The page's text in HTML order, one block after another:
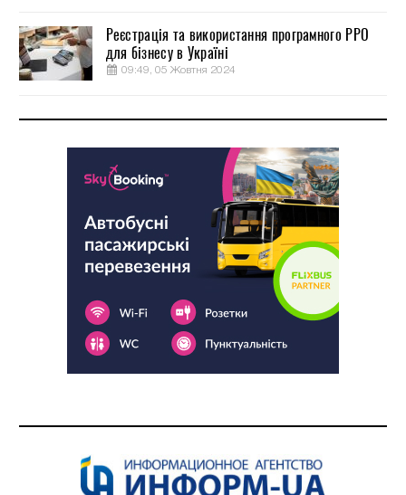
Реєстрація та використання програмного РРО
для бізнесу в Україні
09:49, 05 Жовтня 2024